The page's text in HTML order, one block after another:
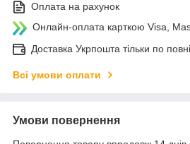
Оплата на рахунок
Онлайн-оплата карткою Visa,
Доставка Укрпошта тільки по
Всі умови оплати
Умови повернення